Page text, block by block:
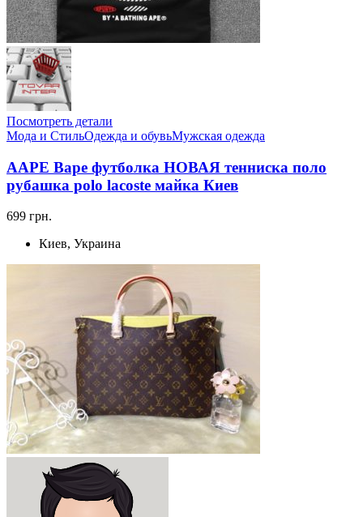
Посмотреть детали
Мода и СтильОдежда и обувьМужская одежда
AAPE Bape футболка НОВАЯ тенниска поло
рубашка polo lacoste майка Киев
699 грн.
Киев, Украина